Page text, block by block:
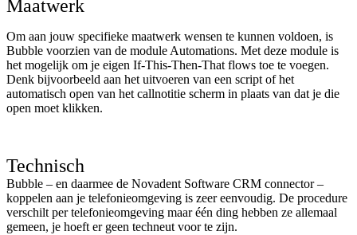
Maatwerk
Om aan jouw specifieke maatwerk wensen te kunnen voldoen, is
Bubble voorzien van de module Automations. Met deze module is
het mogelijk om je eigen If-This-Then-That flows toe te voegen.
Denk bijvoorbeeld aan het uitvoeren van een script of het
automatisch open van het callnotitie scherm in plaats van dat je die
open moet klikken.
Technisch
Bubble – en daarmee de Novadent Software CRM connector –
koppelen aan je telefonieomgeving is zeer eenvoudig. De procedure
verschilt per telefonieomgeving maar één ding hebben ze allemaal
gemeen, je hoeft er geen techneut voor te zijn.